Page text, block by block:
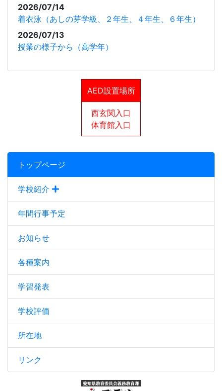
AED設置場所
西玄関入口
体育館入口
トップページ
学校紹介
年間行事予定
お知らせ
各種案内
学習発表
学校評価
所在地
リンク
2026/07/14
着衣泳（あしの芽学級、２年生、４年生、６年生）
2026/07/13
授業の様子から（高学年）